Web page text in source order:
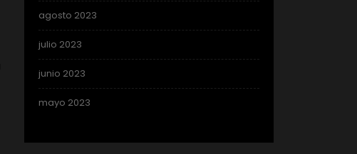
agosto 2023
julio 2023
junio 2023
mayo 2023